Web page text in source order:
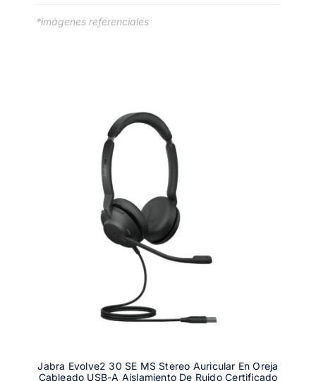
*imágenes referenciales
Jabra Evolve2 30 SE MS Stereo Auricular En Oreja
Cableado USB-A Aislamiento De Ruido Certificado